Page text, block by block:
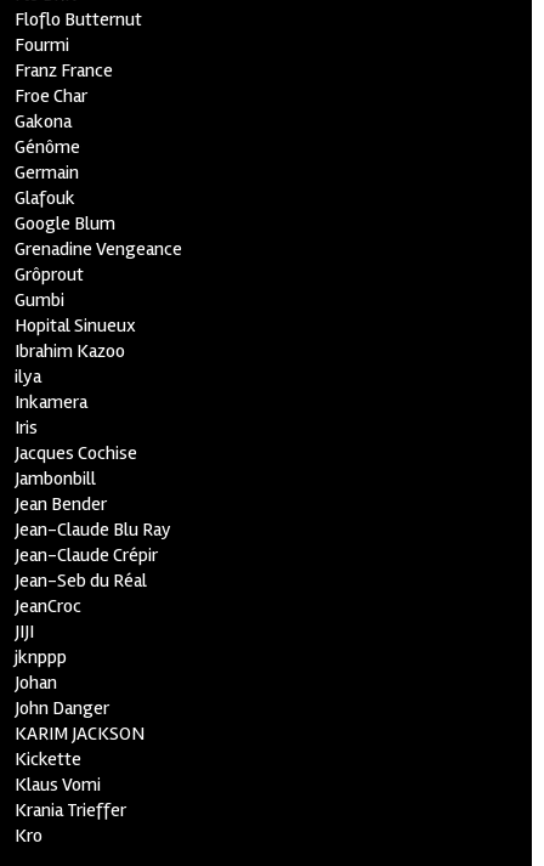
Floflo Butternut
Fourmi
Franz France
Froe Char
Gakona
Génôme
Germain
Glafouk
Google Blum
Grenadine Vengeance
Grôprout
Gumbi
Hopital Sinueux
Ibrahim Kazoo
ilya
Inkamera
Iris
Jacques Cochise
Jambonbill
Jean Bender
Jean-Claude Blu Ray
Jean-Claude Crépir
Jean-Seb du Réal
JeanCroc
JIJI
jknppp
Johan
John Danger
KARIM JACKSON
Kickette
Klaus Vomi
Krania Trieffer
Kro